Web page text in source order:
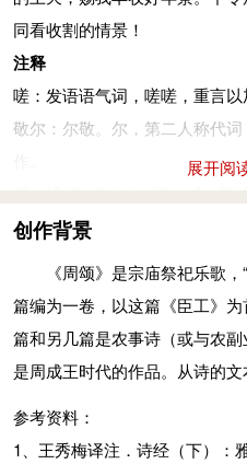
用：终于。康年：丰年。众人
字在这里转作动词，指收割作
参考资料：
同看收割的情景！
注释
嗟：发语语气词，嗟嗟，重言以
敬尔：尔敬。尔，第二人称代
咨：询问、商量。茹：调度。
於（wū）：叹词，相当于“啊”。
厥（jué）明：厥，其，指代将
展开阅
创作背景
《周颂》是宗庙祭祀乐歌，“
篇编为一卷，以这篇《臣工》
篇和另几篇是农事诗（或与农
是周成王时代的作品。从诗的文
参考资料：
1、王秀梅译注．诗经（下）：